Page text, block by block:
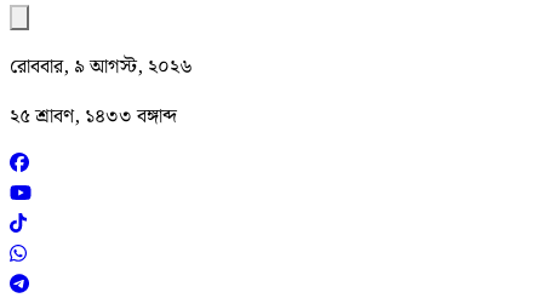
রোববার, ৯ আগস্ট, ২০২৬
২৫ শ্রাবণ, ১৪৩৩ বঙ্গাব্দ